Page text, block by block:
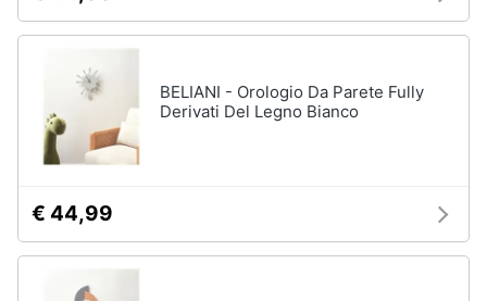
BELIANI - Orologio Da Parete Fully
Derivati Del Legno Bianco
€ 44,99